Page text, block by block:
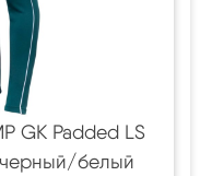
GK Padded LS
белый